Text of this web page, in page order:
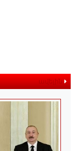
ավելին